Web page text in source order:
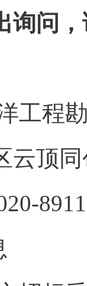
询问
海洋
珠
生